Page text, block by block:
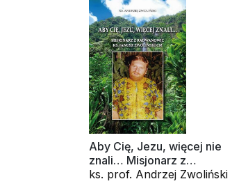
Aby Cię, Jezu, więcej nie
znali… Misjonarz z
Radwanowic
ks. prof. Andrzej Zwoliński